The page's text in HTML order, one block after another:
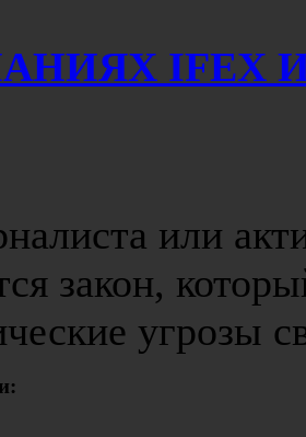
IFEX
или
закон,
угрозы